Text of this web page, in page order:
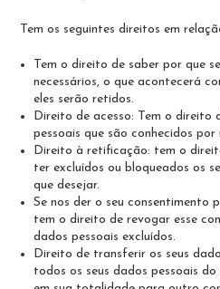
Tem os seguintes direitos em
Tem o direito de saber por que
necessários, o que acontecerá
eles serão retidos.
Direito de acesso: Tem o direito
pessoais que são conhecidos por
Direito à retificação: tem o
ter excluídos ou bloqueados os
que desejar.
Se nos der o seu consentimento
tem o direito de revogar esse
dados pessoais excluídos.
Direito de transferir os seus
todos os seus dados pessoais